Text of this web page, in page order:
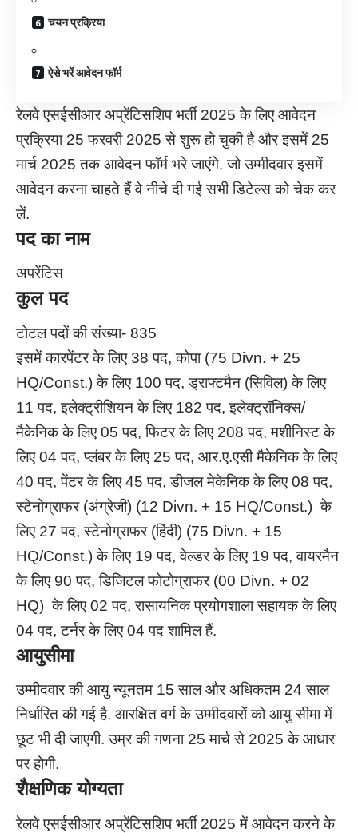
चयन प्रक्रिया
ऐसे भरें आवेदन फॉर्म
रेलवे एसईसीआर अप्रेंटिसशिप भर्ती 2025 के लिए आवेदन
प्रक्रिया 25 फरवरी 2025 से शुरू हो चुकी है और इसमें 25
मार्च 2025 तक आवेदन फॉर्म भरे जाएंगे. जो उम्मीदवार इसमें
आवेदन करना चाहते हैं वे नीचे दी गई सभी डिटेल्स को चेक कर
लें.
पद का नाम
अपरेंटिस
कुल पद
टोटल पदों की संख्या- 835
इसमें कारपेंटर के लिए 38 पद, कोपा (75 Divn. + 25
HQ/Const.) के लिए 100 पद, ड्राफ्टमैन (सिविल) के लिए
11 पद, इलेक्ट्रीशियन के लिए 182 पद, इलेक्ट्रॉनिक्स/
मैकेनिक के लिए 05 पद, फिटर के लिए 208 पद, मशीनिस्ट के
लिए 04 पद, प्लंबर के लिए 25 पद, आर.ए.एसी मैकेनिक के लिए
40 पद, पेंटर के लिए 45 पद, डीजल मेकेनिक के लिए 08 पद,
स्टेनोग्राफर (अंग्रेजी) (12 Divn. + 15 HQ/Const.) के
लिए 27 पद, स्टेनोग्राफर (हिंदी) (75 Divn. + 15
HQ/Const.) के लिए 19 पद, वेल्डर के लिए 19 पद, वायरमैन
के लिए 90 पद, डिजिटल फोटोग्राफर (00 Divn. + 02
HQ) के लिए 02 पद, रासायनिक प्रयोगशाला सहायक के लिए
04 पद, टर्नर के लिए 04 पद शामिल हैं.
आयुसीमा
उम्मीदवार की आयु न्यूनतम 15 साल और अधिकतम 24 साल
निर्धारित की गई है. आरक्षित वर्ग के उम्मीदवारों को आयु सीमा में
छूट भी दी जाएगी. उम्र की गणना 25 मार्च से 2025 के आधार
पर होगी.
शैक्षणिक योग्यता
रेलवे एसईसीआर अप्रेंटिसशिप भर्ती 2025 में आवेदन करने के